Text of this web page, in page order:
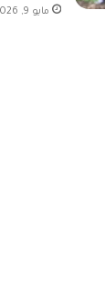
مايو 9, 2026